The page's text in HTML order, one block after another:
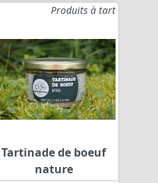
Produits à tart
Tartinade de boeuf
nature